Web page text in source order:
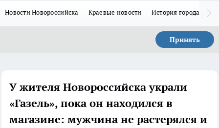
Новости Новороссийска Краевые новости История города Н
Принять
У жителя Новороссийска украли
«Газель», пока он находился в
магазине: мужчина не растерялся и